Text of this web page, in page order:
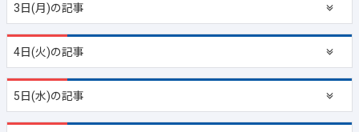
3日(月)の記事
4日(火)の記事
5日(水)の記事